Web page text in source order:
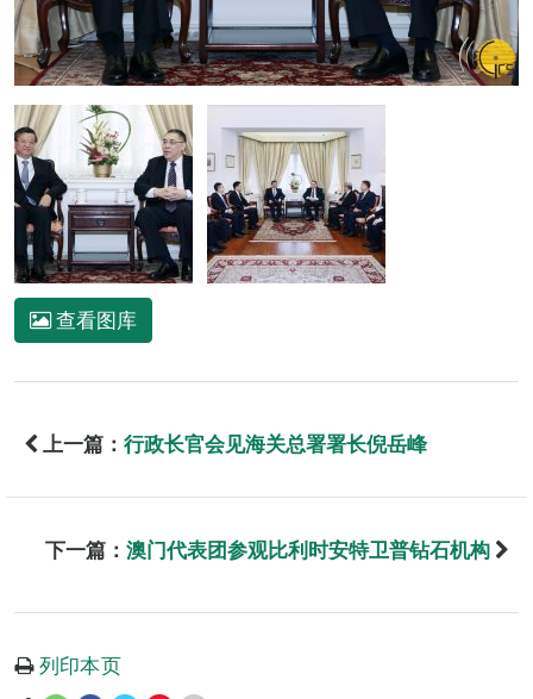
查看图库
上一篇： 行政长官会见海关总署署长倪岳峰
下一篇： 澳门代表团参观比利时安特卫普钻石机构
列印本页